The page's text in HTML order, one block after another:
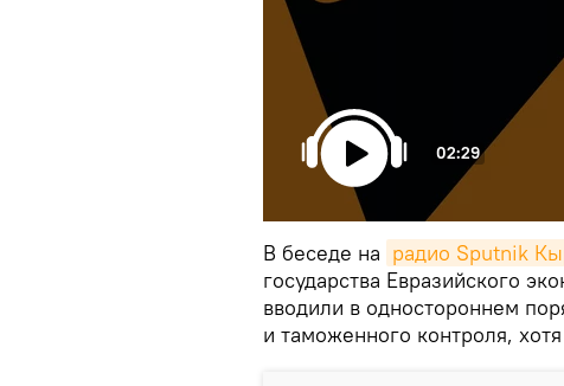
02:29
В беседе на радио Sputnik
государства Евразийского
вводили в одностороннем
и таможенного контроля,